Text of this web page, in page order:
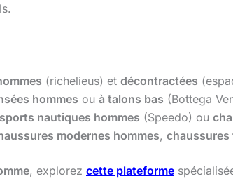
(richelieus) et décontractées
hommes ou à talons bas (Bottega
nautiques hommes (Speedo) ou
modernes hommes,
, explorez cette plateforme